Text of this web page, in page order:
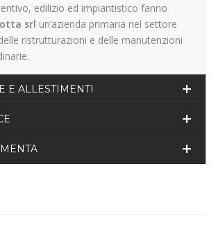
edilizio ed impiantistico fanno
srl un’azienda primaria nel settore
ristrutturazioni e delle manutenzioni
E ALLESTIMENTI